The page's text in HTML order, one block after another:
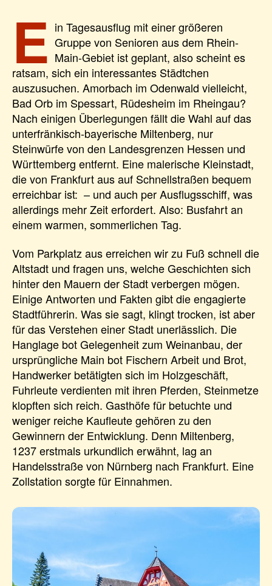
E in Tagesausflug mit einer größeren
Gruppe von Senioren aus dem Rhein-
Main-Gebiet ist geplant, also scheint es
ratsam, sich ein interessantes Städtchen
auszusuchen. Amorbach im Odenwald vielleicht,
Bad Orb im Spessart, Rüdesheim im Rheingau?
Nach einigen Überlegungen fällt die Wahl auf das
unterfränkisch-bayerische Miltenberg, nur
Steinwürfe von den Landesgrenzen Hessen und
Württemberg entfernt. Eine malerische Kleinstadt,
die von Frankfurt aus auf Schnellstraßen bequem
erreichbar ist: – und auch per Ausflugsschiff, was
allerdings mehr Zeit erfordert. Also: Busfahrt an
einem warmen, sommerlichen Tag.
Vom Parkplatz aus erreichen wir zu Fuß schnell die
Altstadt und fragen uns, welche Geschichten sich
hinter den Mauern der Stadt verbergen mögen.
Einige Antworten und Fakten gibt die engagierte
Stadtführerin. Was sie sagt, klingt trocken, ist aber
für das Verstehen einer Stadt unerlässlich. Die
Hanglage bot Gelegenheit zum Weinanbau, der
ursprüngliche Main bot Fischern Arbeit und Brot,
Handwerker betätigten sich im Holzgeschäft,
Fuhrleute verdienten mit ihren Pferden, Steinmetze
klopften sich reich. Gasthöfe für betuchte und
weniger reiche Kaufleute gehören zu den
Gewinnern der Entwicklung. Denn Miltenberg,
1237 erstmals urkundlich erwähnt, lag an
Handelsstraße von Nürnberg nach Frankfurt. Eine
Zollstation sorgte für Einnahmen.